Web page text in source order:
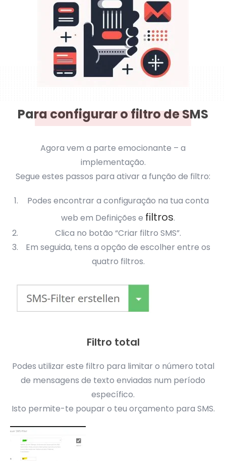
Para configurar o filtro de SMS
Agora vem a parte emocionante – a
implementação.
Segue estes passos para ativar a função de filtro:
Podes encontrar a configuração na tua conta
web em Definições e filtros.
Clica no botão “Criar filtro SMS”.
Em seguida, tens a opção de escolher entre os
quatro filtros.
Filtro total
Podes utilizar este filtro para limitar o número total
de mensagens de texto enviadas num período
específico.
Isto permite-te poupar o teu orçamento para SMS.